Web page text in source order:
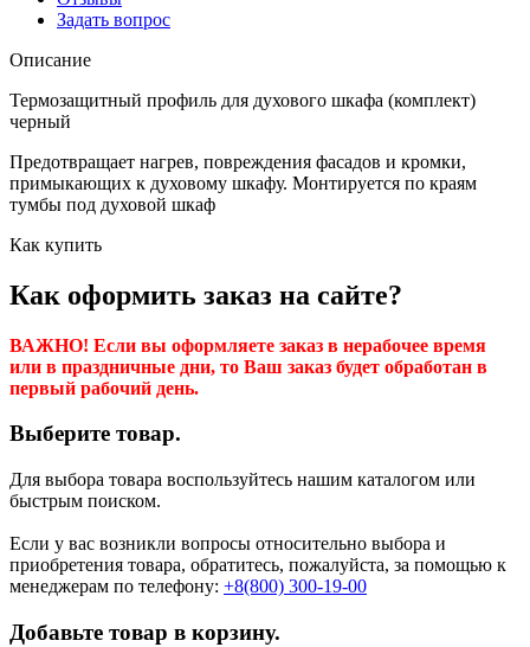
Задать вопрос
Описание
Термозащитный профиль для духового шкафа (комплект)
черный
Предотвращает нагрев, повреждения фасадов и кромки,
примыкающих к духовому шкафу. Монтируется по краям
тумбы под духовой шкаф
Как купить
Как оформить заказ на сайте?
ВАЖНО! Если вы оформляете заказ в нерабочее время
или в праздничные дни, то Ваш заказ будет обработан в
первый рабочий день.
Выберите товар.
Для выбора товара воспользуйтесь нашим каталогом или
быстрым поиском.
Если у вас возникли вопросы относительно выбора и
приобретения товара, обратитесь, пожалуйста, за помощью к
менеджерам по телефону: +8(800) 300-19-00
Добавьте товар в корзину.